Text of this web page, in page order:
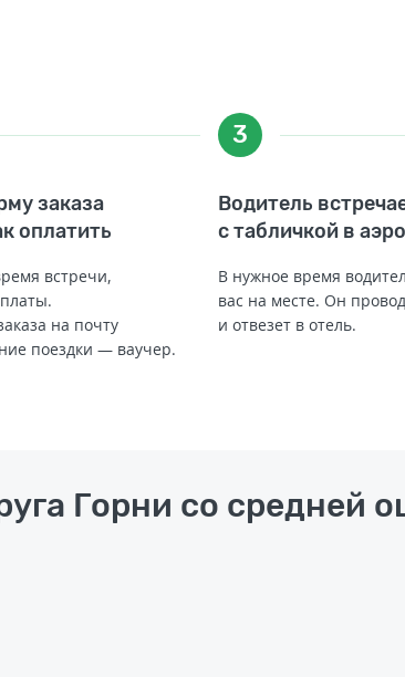
заказа
оплатить
встречи,
на почту
поездки — ваучер.
3
Водитель
с табличкой в
В нужное время
вас на месте. Он
и отвезет в отель.
Горни со средней